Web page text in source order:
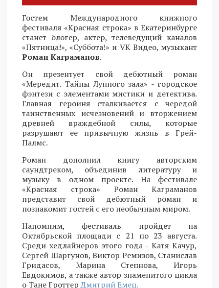
Гостем Международного книжного
фестиваля «Красная строка» в Екатеринбурге
станет блогер, актер, телеведущий каналов
«Пятница!», «Суббота!» и VK Видео, музыкант
Роман Каграманов.
Он презентует свой дебютный роман
«Мередит. Тайны Лунного зала» - городское
фэнтези с элементами мистики и детектива.
Главная героиня сталкивается с чередой
таинственных исчезновений и вторжением
древней враждебной силы, которые
разрушают ее привычную жизнь в Грей-
Палмс.
Роман дополнил книгу авторским
саундтреком, объединив литературу и
музыку в одном проекте. На фестивале
«Красная строка» Роман Каграманов
представит свой дебютный роман и
познакомит гостей с его необычным миром.
Напомним, фестиваль пройдет на
Октябрьской площади с 21 по 23 августа.
Среди хедлайнеров этого года - Катя Качур,
Сергей Шаргунов, Виктор Ремизов, Станислав
Гридасов, Марина Степнова, Игорь
Евдокимов, а также автор знаменитого цикла
о Тане ГроттерДмитрий Емец.